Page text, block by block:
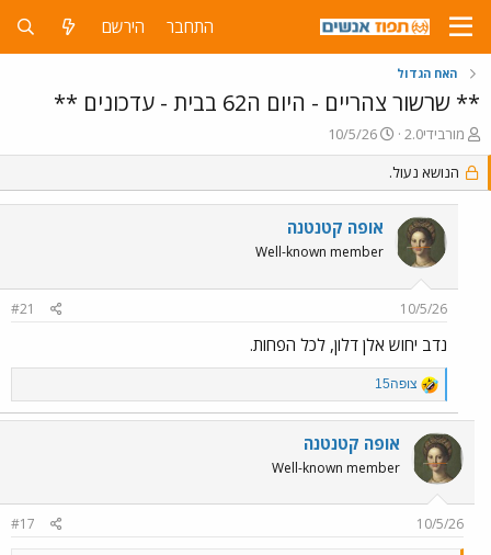
התחבר הירשם
האח הגדול
** שרשור צהריים - היום ה62 בבית - עדכונים **
פ
ו
ת
ח
א
מורבידי2.0
פ
ו
ס
ב
ת
ר
10/5/26
הנושא נעול.
אופה קטנטנה
Well-known member
10/5/26
#21
נדב יחוש אלן דלון, לכל הפחות.
R
e
a
i
n
s
צופה15
אופה קטנטנה
Well-known member
10/5/26
#17